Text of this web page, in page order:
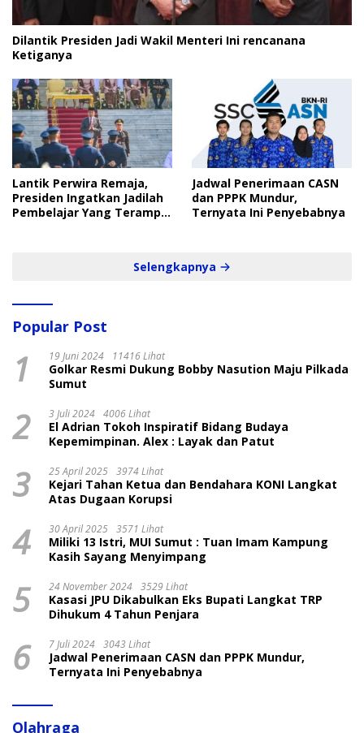
Dilantik Presiden Jadi Wakil Menteri Ini rencanana
Ketiganya
Lantik Perwira Remaja,
Presiden Ingatkan Jadilah
Pembelajar Yang Terampil
Jadwal Penerimaan CASN
dan PPPK Mundur,
Ternyata Ini Penyebabnya
Selengkapnya
Popular Post
1 19 Juni 2024 11416 Lihat
Golkar Resmi Dukung Bobby Nasution Maju Pilkada
Sumut
2 3 Juli 2024 4006 Lihat
El Adrian Tokoh Inspiratif Bidang Budaya
Kepemimpinan. Alex : Layak dan Patut
3 25 April 2025 3974 Lihat
Kejari Tahan Ketua dan Bendahara KONI Langkat
Atas Dugaan Korupsi
4 30 April 2025 3571 Lihat
Miliki 13 Istri, MUI Sumut : Tuan Imam Kampung
Kasih Sayang Menyimpang
5 24 November 2024 3529 Lihat
Kasasi JPU Dikabulkan Eks Bupati Langkat TRP
Dihukum 4 Tahun Penjara
6 7 Juli 2024 3043 Lihat
Jadwal Penerimaan CASN dan PPPK Mundur,
Ternyata Ini Penyebabnya
Olahraga